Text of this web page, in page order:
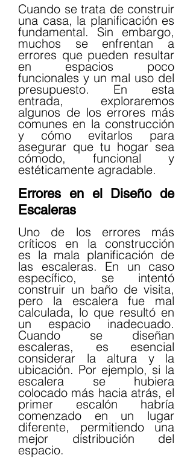
Cuando se trata de construir
una casa, la planificación es
fundamental. Sin embargo,
muchos se enfrentan a
errores que pueden resultar
en espacios poco
funcionales y un mal uso del
presupuesto. En esta
entrada, exploraremos
algunos de los errores más
comunes en la construcción
y cómo evitarlos para
asegurar que tu hogar sea
cómodo, funcional y
estéticamente agradable.
Errores en el Diseño de
Escaleras
Uno de los errores más
críticos en la construcción
es la mala planificación de
las escaleras. En un caso
específico, se intentó
construir un baño de visita,
pero la escalera fue mal
calculada, lo que resultó en
un espacio inadecuado.
Cuando se diseñan
escaleras, es esencial
considerar la altura y la
ubicación. Por ejemplo, si la
escalera se hubiera
colocado más hacia atrás, el
primer escalón habría
comenzado en un lugar
diferente, permitiendo una
mejor distribución del
espacio.